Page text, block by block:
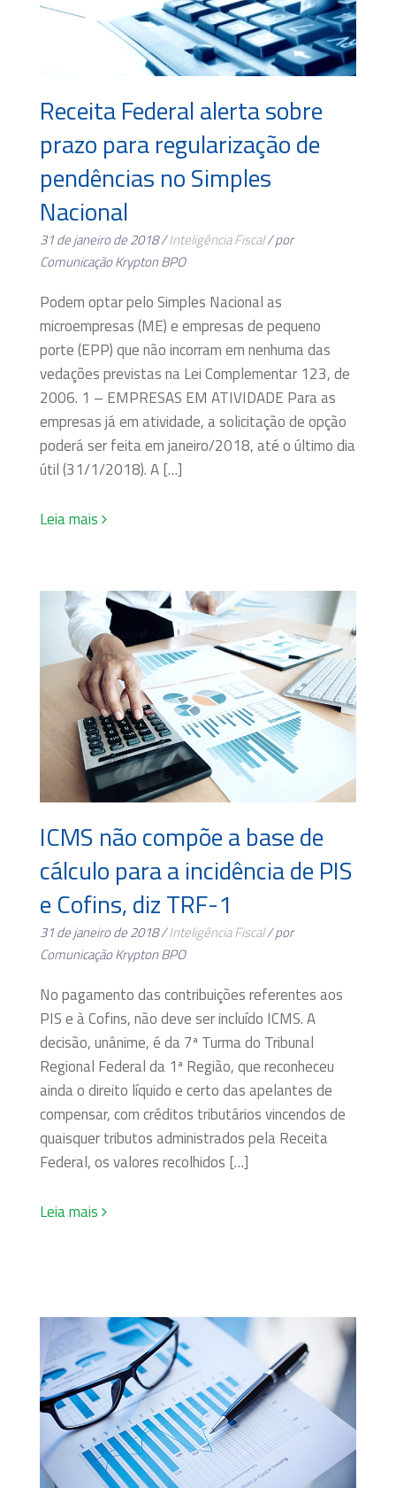
Receita Federal alerta sobre
prazo para regularização de
pendências no Simples
Nacional
31 de janeiro de 2018 /Inteligência Fiscal/ por
Comunicação Krypton BPO
Podem optar pelo Simples Nacional as
microempresas (ME) e empresas de pequeno
porte (EPP) que não incorram em nenhuma das
vedações previstas na Lei Complementar 123, de
2006. 1 – EMPRESAS EM ATIVIDADE Para as
empresas já em atividade, a solicitação de opção
poderá ser feita em janeiro/2018, até o último dia
útil (31/1/2018). A […]
Leia mais
ICMS não compõe a base de
cálculo para a incidência de PIS
e Cofins, diz TRF-1
31 de janeiro de 2018 /Inteligência Fiscal/ por
Comunicação Krypton BPO
No pagamento das contribuições referentes aos
PIS e à Cofins, não deve ser incluído ICMS. A
decisão, unânime, é da 7ª Turma do Tribunal
Regional Federal da 1ª Região, que reconheceu
ainda o direito líquido e certo das apelantes de
compensar, com créditos tributários vincendos de
quaisquer tributos administrados pela Receita
Federal, os valores recolhidos […]
Leia mais